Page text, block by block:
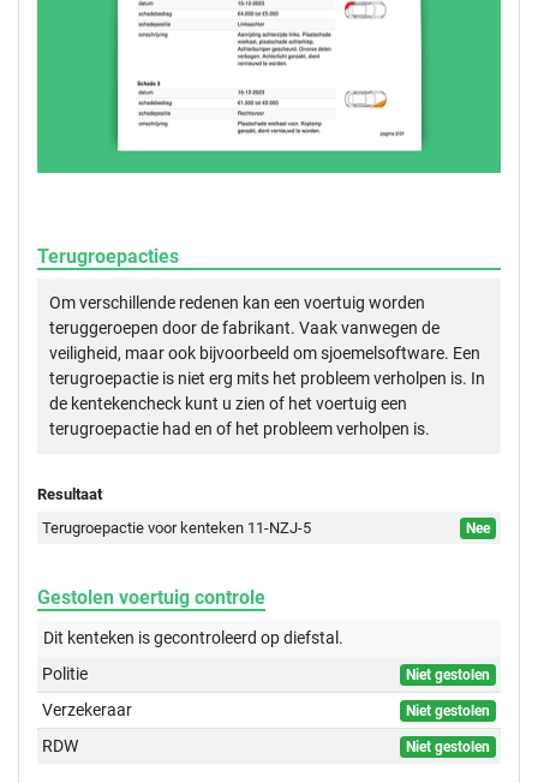
Terugroepacties
Om verschillende redenen kan een voertuig worden
teruggeroepen door de fabrikant. Vaak vanwegen de
veiligheid, maar ook bijvoorbeeld om sjoemelsoftware. Een
terugroepactie is niet erg mits het probleem verholpen is. In
de kentekencheck kunt u zien of het voertuig een
terugroepactie had en of het probleem verholpen is.
Resultaat
Terugroepactie voor kenteken 11-NZJ-5
Nee
Gestolen voertuig controle
Dit kenteken is gecontroleerd opdiefstal.
Politie
Niet gestolen
Verzekeraar Niet gestolen
RDW Niet gestolen